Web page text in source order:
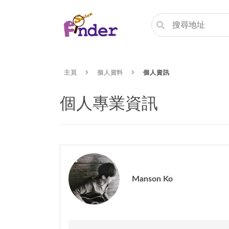
主頁 個人資料 個人資訊
個人專業資訊
Manson Ko